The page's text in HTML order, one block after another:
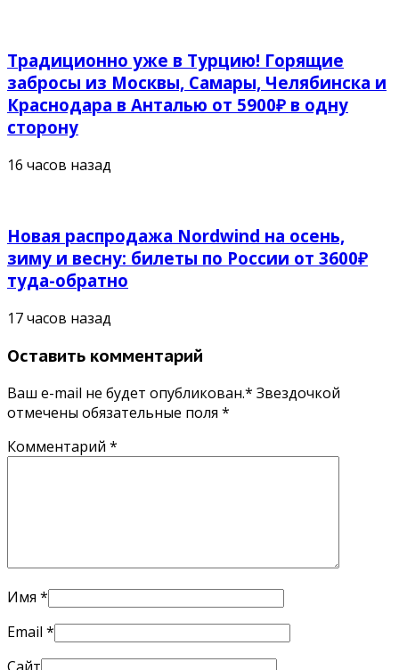
Традиционно уже в Турцию! Горящие
забросы из Москвы, Самары, Челябинска и
Краснодара в Анталью от 5900₽ в одну
сторону
16 часов назад
Новая распродажа Nordwind на осень,
зиму и весну: билеты по России от 3600₽
туда-обратно
17 часов назад
Оставить комментарий
Ваш e-mail не будет опубликован.* Звездочкой
отмечены обязательные поля *
Комментарий *
Имя *
Email *
Сайт